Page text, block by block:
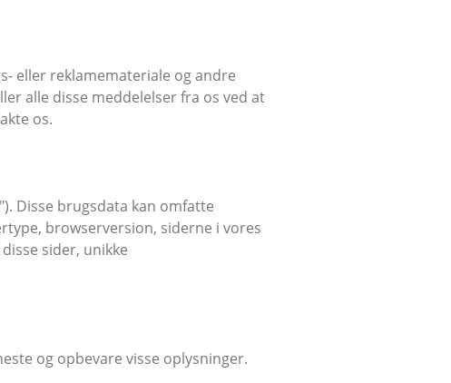
eller reklamemateriale og andre
alle disse meddelelser fra os ved at
os.
Disse brugsdata kan omfatte
browserversion, siderne i vores
sider, unikke
og opbevare visse oplysninger.